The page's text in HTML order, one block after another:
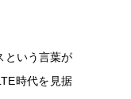
という言葉が
時代を見据